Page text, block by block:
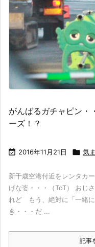
がんばるガチャピン・
ーズ！？
 2016年11月21日  気
新千歳空港付近をレンタカ
げな姿・・・（ToT） おじ
れど もう、絶対に「一緒
き・・・だ ...
記事